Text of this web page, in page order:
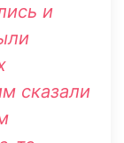
и
сказали